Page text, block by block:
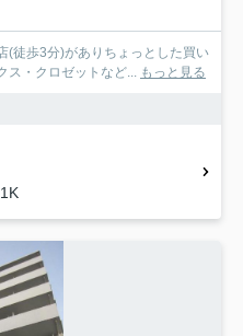
徒歩3分)がありちょっとした買い
ス・クロゼットなど... もっと見る